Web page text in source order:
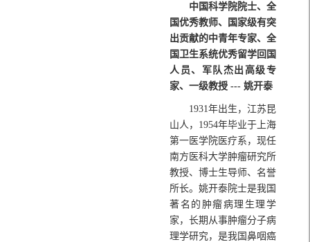
中国科学院院士、全
国优秀教师、国家级有突
出贡献的中青年专家、全
国卫生系统优秀留学回国
人员、军队杰出高级专
家、一级教授 --- 姚开泰
1931年出生，江苏昆
山人，1954年毕业于上海
第一医学院医疗系，现任
南方医科大学肿瘤研究所
教授、博士生导师、名誉
所长。姚开泰院士是我国
著名的肿瘤病理生理学
家，长期从事肿瘤分子病
理学研究，是我国鼻咽癌